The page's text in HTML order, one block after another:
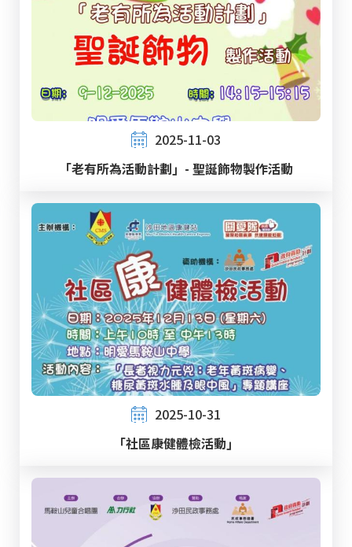
2025-11-03
「老有所為活動計劃」- 聖誕飾物製作活動
2025-10-31
「社區康健體檢活動」